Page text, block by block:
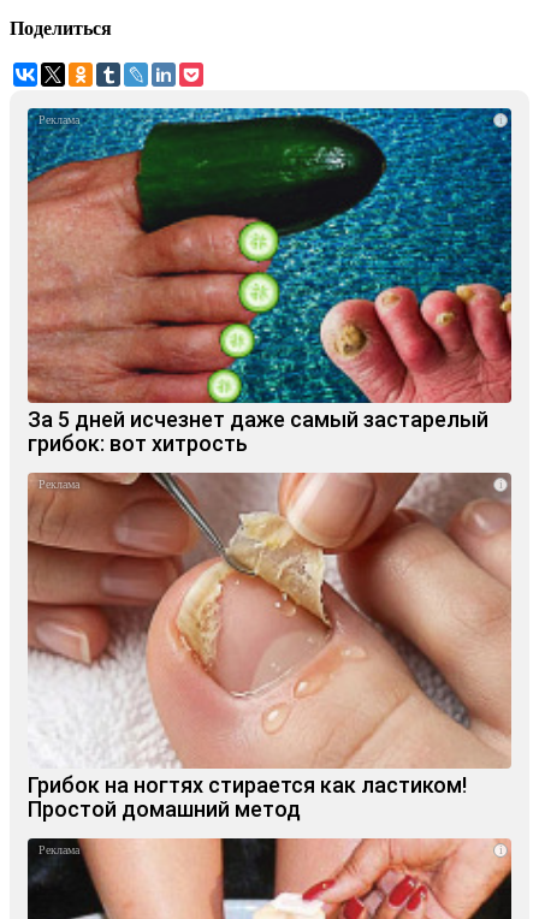
Поделиться
i
За 5 дней исчезнет даже самый застарелый
грибок: вот хитрость
i
Грибок на ногтях стирается как ластиком!
Простой домашний метод
i